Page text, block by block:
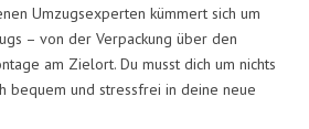
Umzugsexperten kümmert sich um
– von der Verpackung über den
am Zielort. Du musst dich um nichts
bequem und stressfrei in deine neue